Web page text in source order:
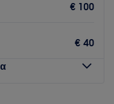
€ 100
€ 40